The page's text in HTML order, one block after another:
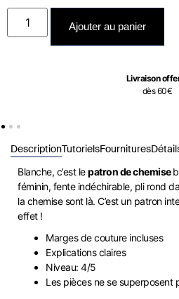
Ajouter au panier
Livraison
dès 60€
DescriptionTutorielsFournitures
Blanche, c’est lepatron de chemise
féminin, fente indéchirable, pli rond
la chemise sont là. C’est un patron
effet !
Marges de couture incluses
Explications claires
Niveau: 4/5
Les pièces ne se superposent